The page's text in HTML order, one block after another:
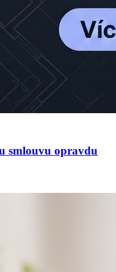
smlouvu opravdu